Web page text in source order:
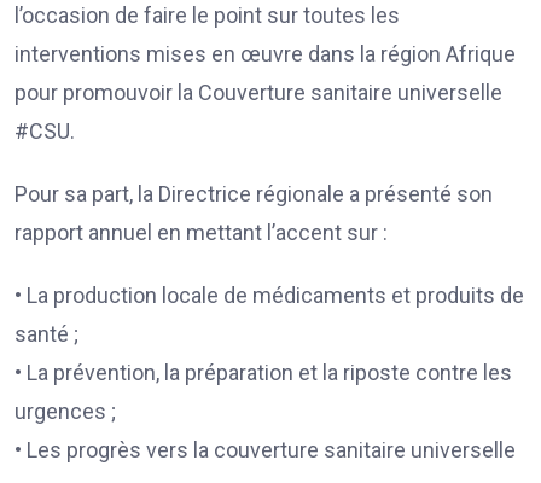
l’occasion de faire le point sur toutes les
interventions mises en œuvre dans la région Afrique
pour promouvoir la Couverture sanitaire universelle
#CSU.
Pour sa part, la Directrice régionale a présenté son
rapport annuel en mettant l’accent sur :
• La production locale de médicaments et produits de
santé ;
• La prévention, la préparation et la riposte contre les
urgences ;
• Les progrès vers la couverture sanitaire universelle